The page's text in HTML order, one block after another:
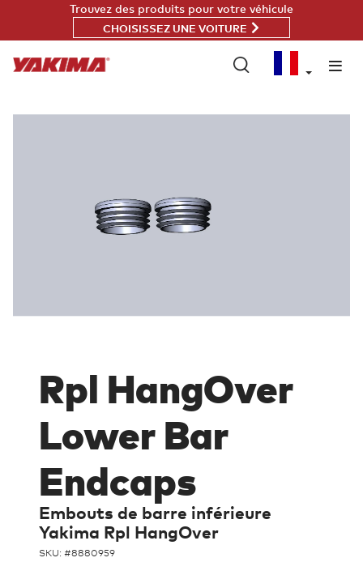
Trouvez des produits pour votre véhicule
CHOISISSEZ UNE VOITURE
Rpl HangOver
Lower Bar
Endcaps
Embouts de barre inférieure
Yakima Rpl HangOver
SKU: #8880959